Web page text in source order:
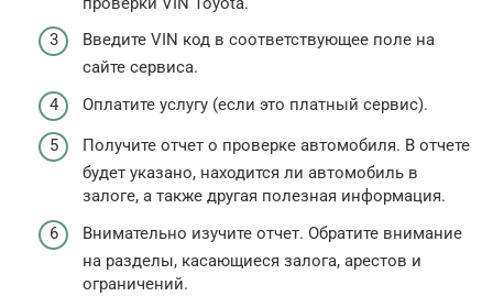
Введите VIN код в соответствующее поле на
сайте сервиса.
Оплатите услугу (если это платный сервис).
Получите отчет о проверке автомобиля. В отчете
будет указано, находится ли автомобиль в
залоге, а также другая полезная информация.
Внимательно изучите отчет. Обратите внимание
на разделы, касающиеся залога, арестов и
ограничений.